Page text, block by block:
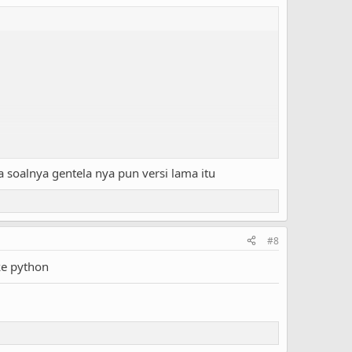
gentela nya pun versi lama itu
#8
python